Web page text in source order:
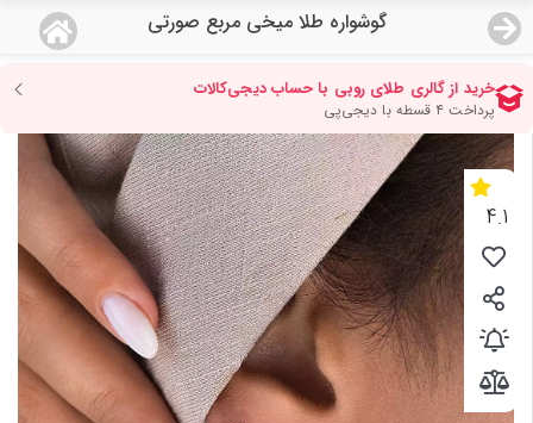
گوشواره طلا میخی مربع صورتی
منو
صفحه اصلی
دسته بندی محصولات
نمایندگی ها
مجله روبی
درباره ما
4.1